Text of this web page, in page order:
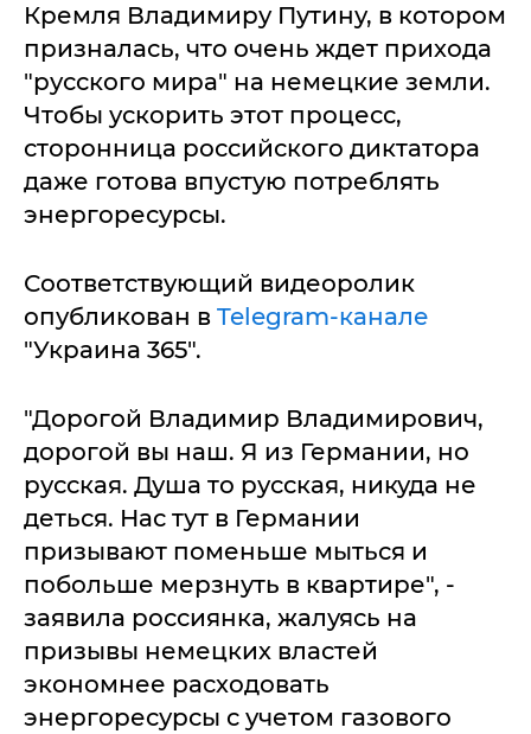
Кремля Владимиру Путину, в котором
призналась, что очень ждет прихода
"русского мира" на немецкие земли.
Чтобы ускорить этот процесс,
сторонница российского диктатора
даже готова впустую потреблять
энергоресурсы.
Соответствующий видеоролик
опубликован в Telegram-канале
"Украина 365".
"Дорогой Владимир Владимирович,
дорогой вы наш. Я из Германии, но
русская. Душа то русская, никуда не
деться. Нас тут в Германии
призывают поменьше мыться и
побольше мерзнуть в квартире", -
заявила россиянка, жалуясь на
призывы немецких властей
экономнее расходовать
энергоресурсы с учетом газового